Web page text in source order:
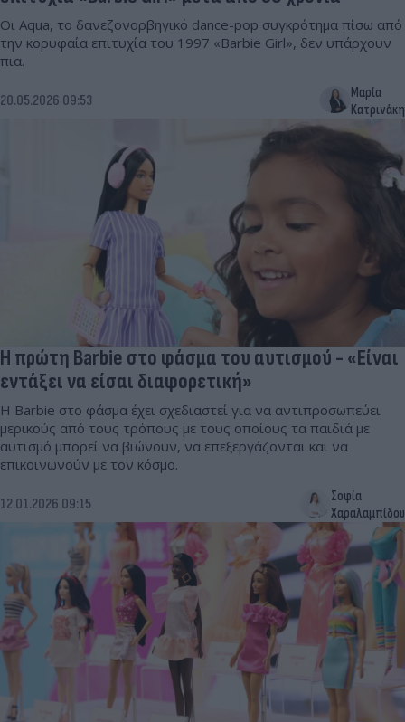
Οι Aqua, το δανεζονορβηγικό dance-pop συγκρότημα πίσω από
την κορυφαία επιτυχία του 1997 «Barbie Girl», δεν υπάρχουν
πια.
20.05.2026 09:53
Μαρία
Κατρινάκη
Η πρώτη Barbie στο φάσμα του αυτισμού - «Είναι
εντάξει να είσαι διαφορετική»
Η Barbie στο φάσμα έχει σχεδιαστεί για να αντιπροσωπεύει
μερικούς από τους τρόπους με τους οποίους τα παιδιά με
αυτισμό μπορεί να βιώνουν, να επεξεργάζονται και να
επικοινωνούν με τον κόσμο.
12.01.2026 09:15
Σοφία
Χαραλαμπίδου